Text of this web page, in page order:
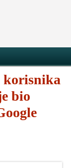
korisnika
bio